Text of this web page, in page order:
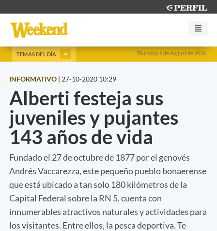
Thursday 6 de August de 2026
TEMAS DEL DÍA
INFORMATIVO | 27-10-2020 10:29
Alberti festeja sus
juveniles y pujantes
143 años de vida
Fundado el 27 de octubre de 1877 por el genovés
Andrés Vaccarezza, este pequeño pueblo bonaerense
que está ubicado a tan solo 180 kilómetros de la
Capital Federal sobre la RN 5, cuenta con
innumerables atractivos naturales y actividades para
los visitantes. Entre ellos, la pesca deportiva. Te